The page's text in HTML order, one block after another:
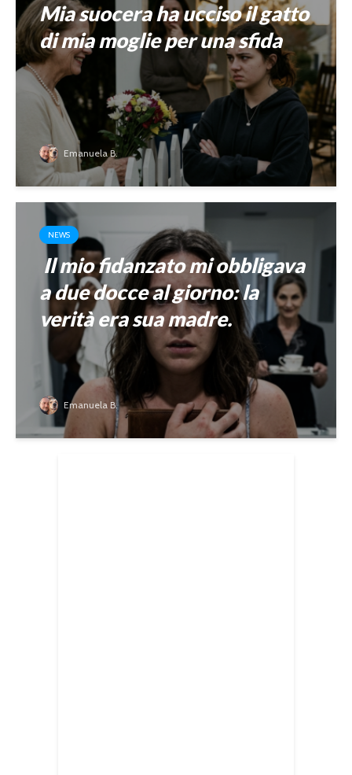
Mia suocera ha ucciso il gatto
di mia moglie per una sfida
Emanuela B.
NEWS
Il mio fidanzato mi obbligava
a due docce al giorno: la
verità era sua madre.
Emanuela B.